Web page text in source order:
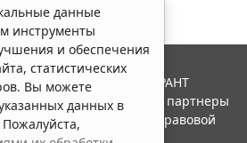
данные
инструменты
и обеспечения
статистических
Вы можете
данных в
Пожалуйста,
2026. Система ГАРАНТ
Компания "Гарант" и ее партнеры
Российской ассоциации правовой